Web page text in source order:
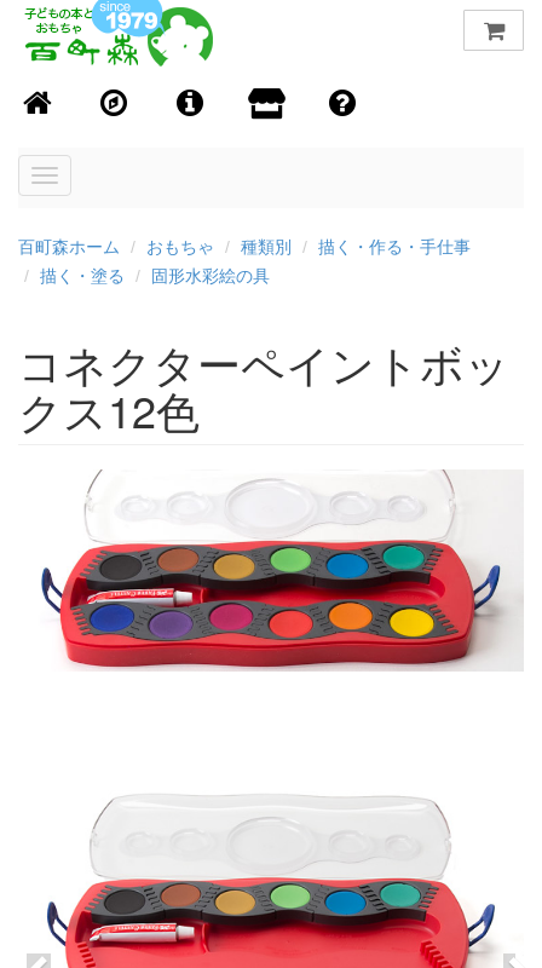
Toggle
百町森ホーム おもちゃ 種類別
描く・作る・手仕事
描く・塗る
固形水彩絵の具
コネクターペイントボッ
クス12色